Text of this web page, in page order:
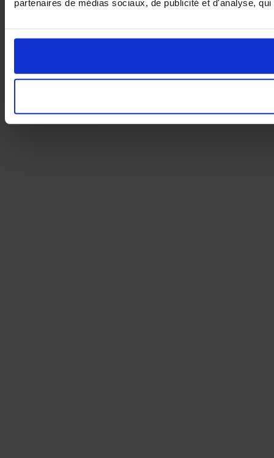
partenaires de médias sociaux, de publicité et d'analyse,